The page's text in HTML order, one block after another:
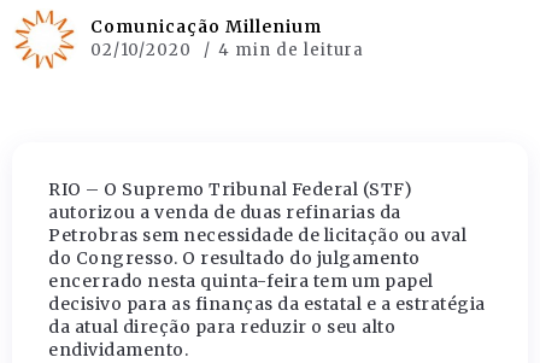
Comunicação Millenium
02/10/2020 4 min de leitura
RIO – O Supremo Tribunal Federal (STF)
autorizou a venda de duas refinarias da
Petrobras sem necessidade de licitação ou aval
do Congresso. O resultado do julgamento
encerrado nesta quinta-feira tem um papel
decisivo para as finanças da estatal e a estratégia
da atual direção para reduzir o seu alto
endividamento.